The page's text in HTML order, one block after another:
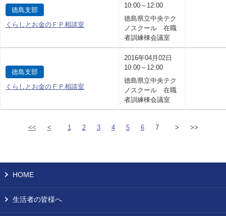
徳島支部
くらしとお金のＦＰ相談室
10:00～12:00
徳島県立中央テク
ノスクール 在職
者訓練棟会議室
徳島支部
くらしとお金のＦＰ相談室
2016年04月02日
10:00～12:00
徳島県立中央テク
ノスクール 在職
者訓練棟会議室
<< < 1 2 3 4 5 6 7 > >>
HOME
生活者の皆様へ